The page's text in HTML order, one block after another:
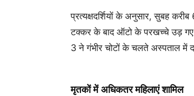
प्रत्यक्षदर्शियों के अनुसार, सुबह
टक्कर के बाद ऑटो के परखच्चे उड़ गए।
3 ने गंभीर चोटों के चलते अस्पताल में
मृतकों में अधिकतर महिलाएं शामिल